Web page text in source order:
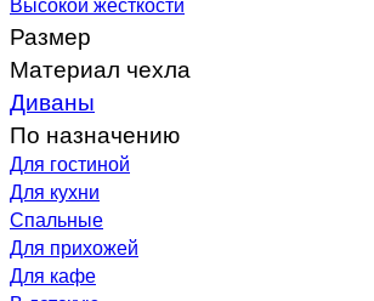
Размер
Материал чехла
Диваны
По назначению
Для гостиной
Для кухни
Спальные
Для прихожей
Для кафе